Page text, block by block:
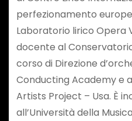
perfezionamento
Laboratorio lirico Opera
docente al
corso di Direzione
Conducting Academy e
Artists Project – Usa. È
all’Università della